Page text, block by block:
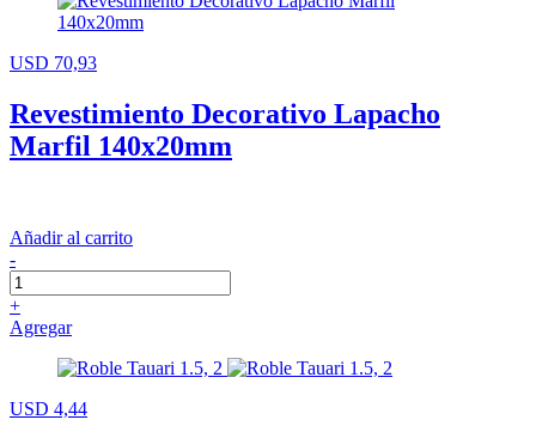
USD 70,93
Revestimiento Decorativo Lapacho
Marfil 140x20mm
Añadir al carrito
-
+
Agregar
USD 4,44